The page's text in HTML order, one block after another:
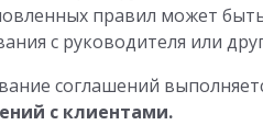
правил может
с руководителя или
соглашений
с клиентами.